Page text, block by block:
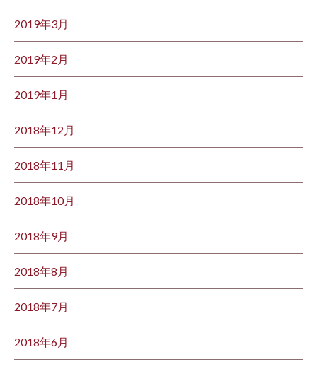
2019年3月
2019年2月
2019年1月
2018年12月
2018年11月
2018年10月
2018年9月
2018年8月
2018年7月
2018年6月